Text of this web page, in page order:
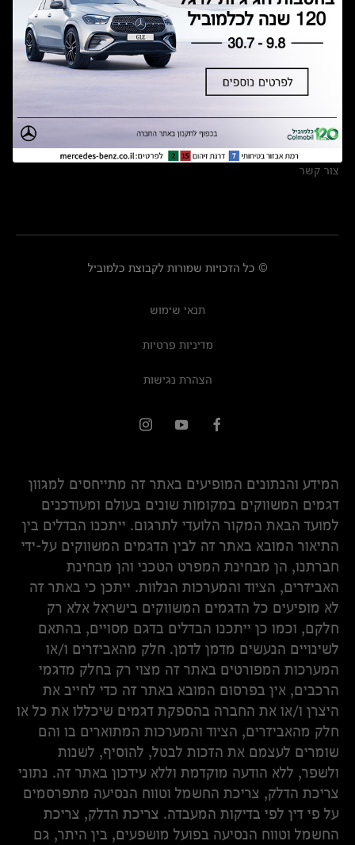
תקנון ימי מכירות 120 לכלמוביל
מצאו אותנו
אולמות תצוגה
מרכזי שירות
צור קשר
© כל הזכויות שמורות לקבוצת כלמוביל
תנאי שימוש
מדיניות פרטיות
הצהרת נגישות
המידע והנתונים המופיעים באתר זה מתייחסים למגוון
דגמים המשווקים במקומות שונים בעולם ומעודכנים
למועד הבאת המקור הלועדי לתרגום. ייתכנו הבדלים בין
התיאור המובא באתר זה לבין הדגמים המשווקים על-ידי
חברתנו, הן מבחינת המפרט הטכני והן מבחינת
האביזרים, הציוד והמערכות הנלוות. ייתכן כי באתר זה
לא מופיעים כל הדגמים המשווקים בישראל אלא רק
חלקם, וכמו כן ייתכנו הבדלים בדגם מסויים, בהתאם
לשינויים הנעשים מדמן לדמן. חלק מהאביזרים ו/או
המערכות המפורטים באתר זה מצוי רק בחלק מדגמי
הרכבים, אין בפרסום המובא באתר זה כדי לחייב את
היצרן ו/או את החברה בהספקת דגמים שיכללו את כל או
חלק מהאביזרים, הציוד והמערכות המתוארים בו והם
שומרים לעצמם את הזכות לבטל, להוסיף, לשנות
ולשפר, ללא הודעה מוקדמת וללא עידכון באתר זה. נתוני
צריכת הדלק, צריכת החשמל וטווח הנסיעה מתפרסמים
על פי דין לפי בדיקות המעבדה. צריכת הדלק, צריכת
החשמל וטווח הנסיעה בפועל מושפעים, בין היתר, גם